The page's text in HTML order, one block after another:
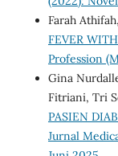
Farah
FEVER
Profession
Gina
Fitriani, Tri
PASIEN
Jurnal